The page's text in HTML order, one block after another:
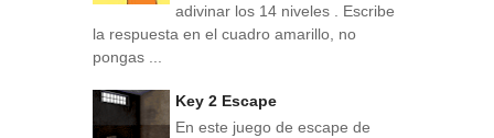
adivinar los 14 niveles . Escribe
la respuesta en el cuadro amarillo, no
pongas ...
Key 2 Escape
En este juego de escape de